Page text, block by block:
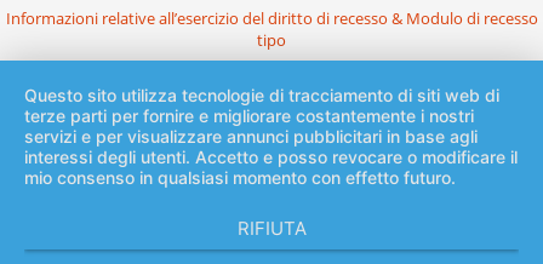
Informazioni relative all’esercizio del diritto di recesso & Modulo di recesso
tipo
Questo sito utilizza tecnologie di tracciamento di siti web di
terze parti per fornire e migliorare costantemente i nostri
servizi e per visualizzare annunci pubblicitari in base agli
interessi degli utenti. Accetto e posso revocare o modificare il
mio consenso in qualsiasi momento con effetto futuro.
RIFIUTA